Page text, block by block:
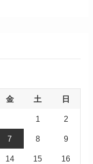
金 土 日
1 2
7 8 9
14 15 16